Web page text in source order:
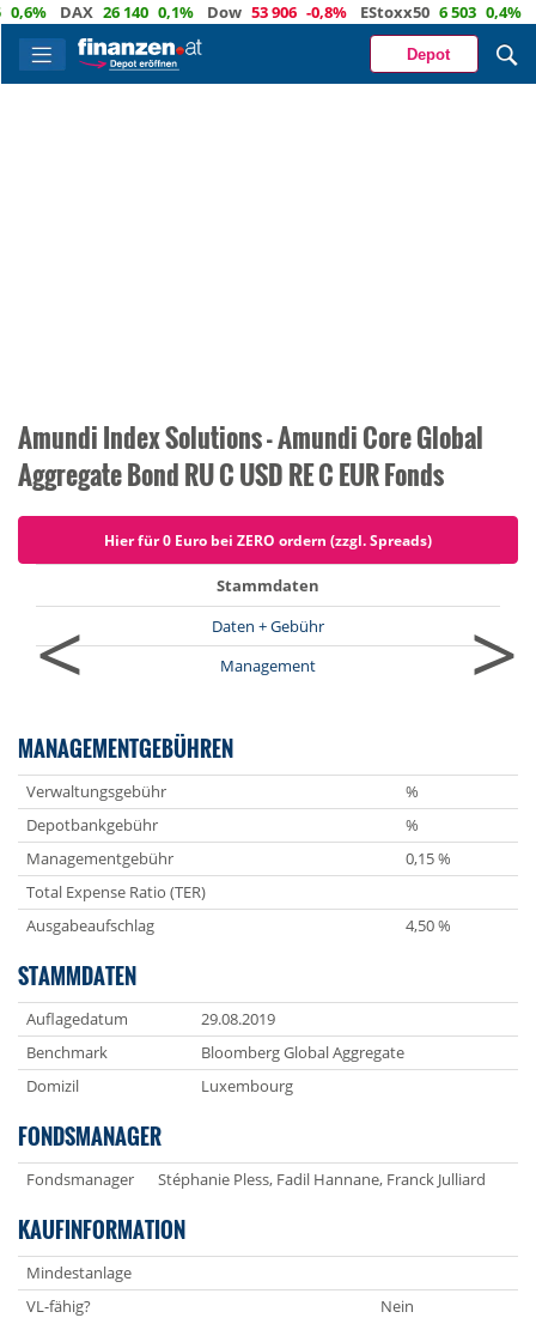
DAX 26 140 0,1% Dow 53 906 -0,8% EStoxx50 6 503 0,4%
Depot
Amundi Index Solutions - Amundi Core Global
Aggregate Bond RU C USD RE C EUR Fonds
Hier für 0 Euro bei ZERO ordern (zzgl. Spreads)
<
Stammdaten
Daten + Gebühr
Management
>
MANAGEMENTGEBÜHREN
Verwaltungsgebühr
%
Depotbankgebühr
%
Managementgebühr
0,15 %
Total Expense Ratio (TER)
Ausgabeaufschlag
4,50 %
STAMMDATEN
Auflagedatum
29.08.2019
Benchmark
Bloomberg Global Aggregate
Domizil
Luxembourg
FONDSMANAGER
Fondsmanager Stéphanie Pless, Fadil Hannane, Franck Julliard
KAUFINFORMATION
Mindestanlage
VL-fähig?
Nein